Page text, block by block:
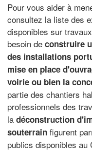
Pour vous aider à
consultez la liste des
disponibles sur
besoin de construire
des installations
mise en place
voirie ou bien la
partie des chantiers
professionnels des
la déconstruction
souterrain figurent
publics disponibles au